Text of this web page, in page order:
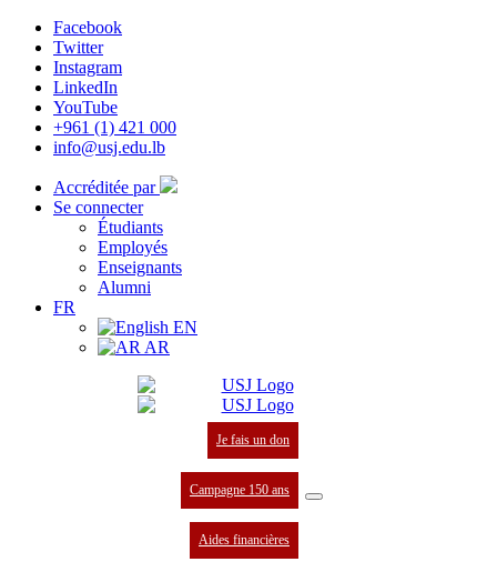
Facebook
Twitter
Instagram
LinkedIn
YouTube
+961 (1) 421 000
info@usj.edu.lb
Accréditée par
Se connecter
Étudiants
Employés
Enseignants
Alumni
FR
EN
AR
Je fais un don
Campagne 150 ans
Aides financières